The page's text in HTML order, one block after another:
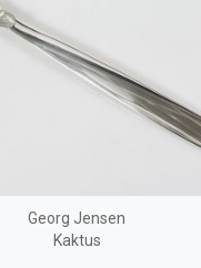
Georg Jensen
Kaktus